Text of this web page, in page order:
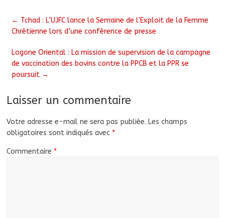
← Tchad : L’UJFC lance la Semaine de l’Exploit de la Femme
Chrétienne lors d’une conférence de presse
Logone Oriental : La mission de supervision de la campagne
de vaccination des bovins contre la PPCB et la PPR se
poursuit →
Laisser un commentaire
Votre adresse e-mail ne sera pas publiée. Les champs
obligatoires sont indiqués avec *
Commentaire *